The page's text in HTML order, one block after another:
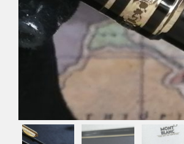
Son & Cinéma
Singularités